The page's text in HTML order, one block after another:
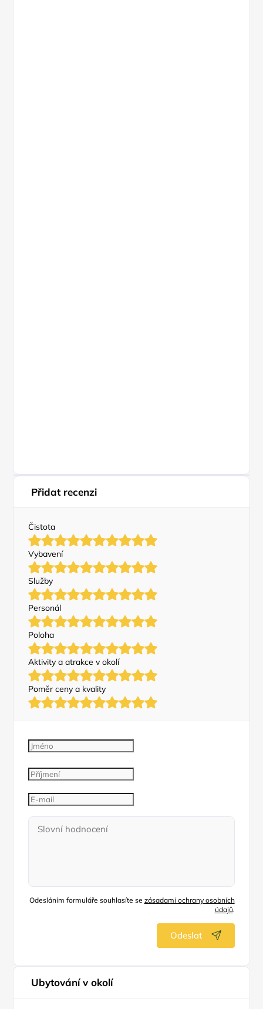
Přidat recenzi
Čistota
Vybavení
Služby
Personál
Poloha
Aktivity a atrakce v okolí
Poměr ceny a kvality
Odesláním formuláře souhlasíte se zásadami ochrany osobních
údajů.
Odeslat
Ubytování v okolí